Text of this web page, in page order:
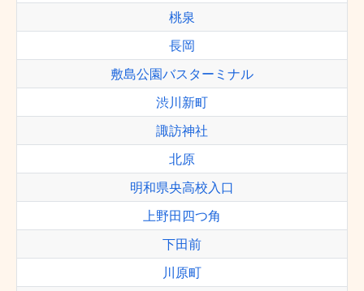
桃泉
長岡
敷島公園バスターミナル
渋川新町
諏訪神社
北原
明和県央高校入口
上野田四つ角
下田前
川原町